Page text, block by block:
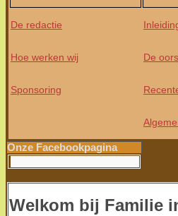
De redactie
Hoe werken wij De
Sponsoring
Onze Facebookpagina
Welkom bij Familie